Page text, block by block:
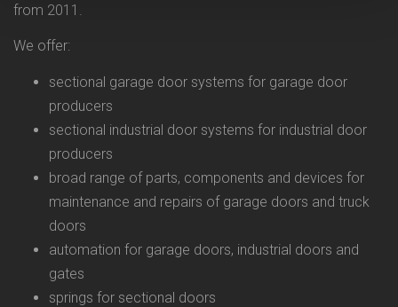
from 2011.
We offer:
sectional garage door systems for garage door
producers
sectional industrial door systems for industrial door
producers
broad range of parts, components and devices for
maintenance and repairs of garage doors and truck
doors
automation for garage doors, industrial doors and
gates
springs for sectional doors